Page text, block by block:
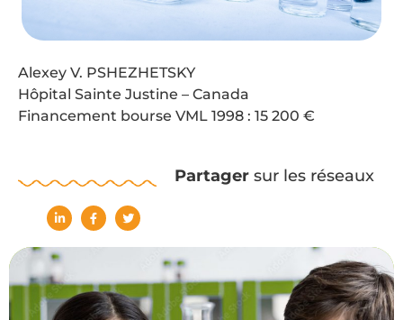
Alexey V. PSHEZHETSKY
Hôpital Sainte Justine – Canada
Financement bourse VML 1998 : 15 200 €
Partagersur les réseaux